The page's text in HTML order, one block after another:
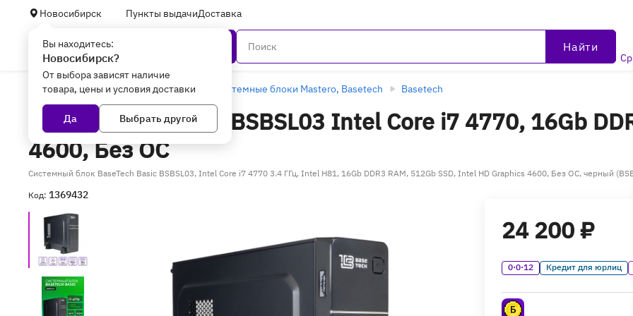
Новосибирск Пункты выдачиДоставка
Вы находитесь:
Новосибирск?
От выбора зависят наличие
товара, цены и условия доставки
Да Выбрать другой
Найти
Главная Компьютеры и ноутбуки Системные блоки Mastero, Basetech Basetech
ПК BaseTech Basic BSBSL03 Intel Core i7 4770, 16Gb
4600, Без ОС
Системный блок BaseTech Basic BSBSL03, Intel Core i7 4770 3.4 ГГц, Intel H81, 16Gb DDR3 RAM, 512Gb SSD, Intel HD Graphics 4600, Без ОС, черный
Код: 1369432
24 200 ₽
0·0·12 Кредит для юрлиц